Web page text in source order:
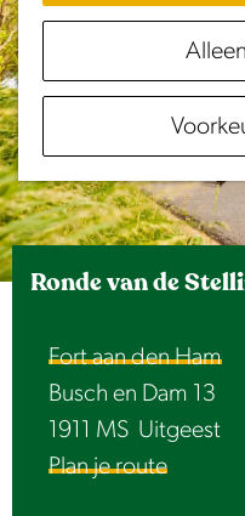
h
o
m
e
p
a
g
e
Ronde van de
Fort aan den Ham
Busch en Dam 13
1911 MS Uitgeest
Plan je routen